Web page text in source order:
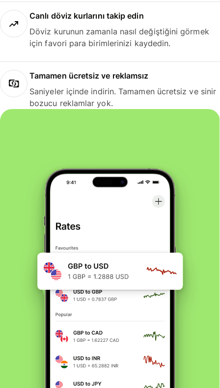
Canlı döviz kurlarını takip edin
Döviz kurunun zamanla nasıl değiştiğini görmek
için favori para birimlerinizi kaydedin.
Tamamen ücretsiz ve reklamsız
Saniyeler içinde indirin. Tamamen ücretsiz ve sinir
bozucu reklamlar yok.